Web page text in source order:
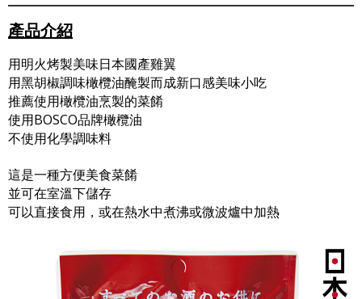
產品介紹
用明火烤製美味日本國產雞翼
用黑胡椒調味橄欖油醃製而成新口感美味小吃
推薦使用橄欖油烹製的菜餚
使用BOSCO品牌橄欖油
不使用化學調味料
這是一種方便美食菜餚
並可在室溫下儲存
可以直接食用，或在熱水中煮沸或微波爐中加熱